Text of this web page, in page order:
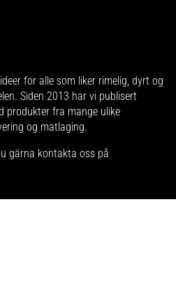
for alle som liker rimelig, dyrt og
Siden 2013 har vi publisert
produkter fra mange ulike
og matlaging.
gärna kontakta oss på